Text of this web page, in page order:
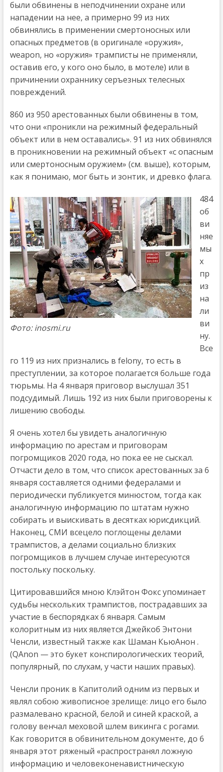
были обвинены в неподчинении охране или
нападении на нее, а примерно 99 из них
обвинялись в применении смертоносных или
опасных предметов (в оригинале «оружия»,
weapon, но «оружия» трамписты не применяли,
оставив его, у кого оно было, в мотеле) или в
причинении охраннику серъезных телесных
повреждений.
860 из 950 арестованных были обвинены в том,
что они «проникли на режимный федеральный
объект или в нем оставались». 91 из них обвинялся
в проникновении на режимный объект «с опасным
или смертоносным оружием» (см. выше), которым,
как я понимаю, мог быть и зонтик, и древко флага.
Фото: inosmi.ru
484
об
ви
няе
мы
х
пр
из
на
ли
ви
ну.
Все
го 119 из них признались в felony, то есть в
преступлении, за которое полагается больше года
тюрьмы. На 4 января приговор выслушал 351
подсудимый. Лишь 192 из них были приговорены к
лишению свободы.
Я очень хотел бы увидеть аналогичную
информацию по арестам и приговорам
погромщиков 2020 года, но пока ее не сыскал.
Отчасти дело в том, что список арестованных за 6
января составляется одними федералами и
периодически публикуется минюстом, тогда как
аналогичную информацию по штатам нужно
собирать и выискивать в десятках юрисдикций.
Наконец, СМИ всецело поглощены делами
трампистов, а делами социально близких
погромщиков в лучшем случае интересуются
постольку поскольку.
Цитировавшийся мною Клэйтон Фокс упоминает
судьбы нескольких трампистов, пострадавших за
участие в беспорядках 6 января. Самым
колоритным из них является Джейкоб Энтони
Ченсли, известный также как Шаман КьюАнон .
(QAnon — это букет конспирологических теорий,
популярный, по слухам, у части наших правых).
Ченсли проник в Капитолий одним из первых и
являл собою живописное зрелище: лицо его было
размалевано красной, белой и синей краской, а
голову венчал меховой шлем викинга с рогами.
Как говорится в обвинительном документе, до 6
января этот ряженый «распространял ложную
информацию и человеконенавистническую